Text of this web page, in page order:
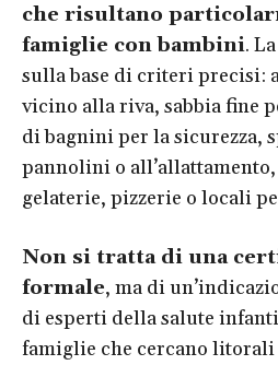
che risultano
famiglie con bambini.
sulla base di criteri precisi:
vicino alla riva, sabbia fine
di bagnini per la sicurezza,
pannolini o
gelaterie, pizzerie o locali
Non si tratta di una
formale, ma di
di esperti della salute
famiglie che cercano